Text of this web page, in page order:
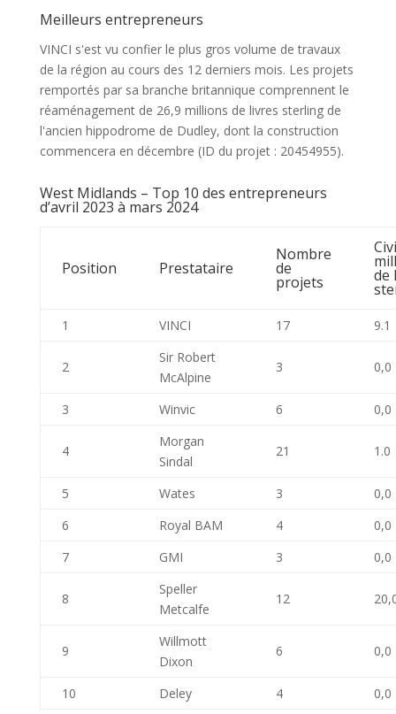
Meilleurs entrepreneurs
VINCI s'est vu confier le plus gros volume de travaux
de la région au cours des 12 derniers mois. Les projets
remportés par sa branche britannique comprennent le
réaménagement de 26,9 millions de livres sterling de
l'ancien hippodrome de Dudley, dont la construction
commencera en décembre (ID du projet : 20454955).
West Midlands – Top 10 des entrepreneurs
d’avril 2023 à mars 2024
Position Prestataire
Nombre
de
projets de
1 VINCI 17 9.1
2
Sir Robert
McAlpine
3 0,0
3 Winvic 6 0,0
4
Morgan
Sindal
21 1.0
5 Wates 3
0,0
6
Royal BAM 4
0,0
7
GMI 3 0,0
8
Speller
Metcalfe
12
9
Willmott
Dixon
6 0,0
10 Deley 4 0,0